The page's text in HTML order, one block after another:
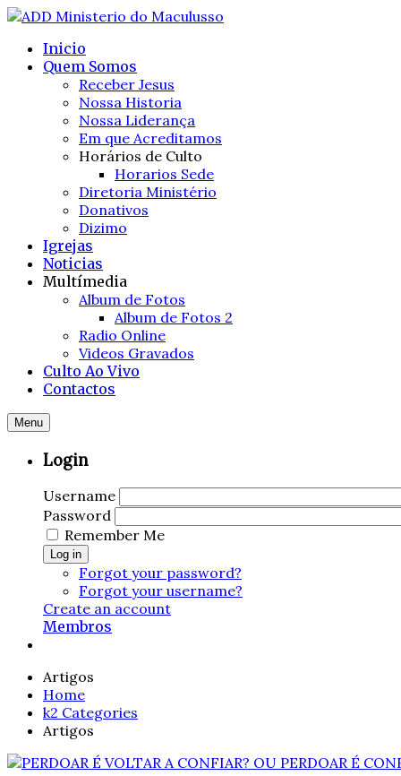
Inicio
Quem Somos
Receber Jesus
Nossa Historia
Nossa Liderança
Em que Acreditamos
Horários de Culto
Horarios Sede
Diretoria Ministério
Donativos
Dizimo
Igrejas
Noticias
Multímedia
Album de Fotos
Album de Fotos 2
Radio Online
Videos Gravados
Culto Ao Vivo
Contactos
Menu
Login
Username
Password
Remember Me
Log in
Forgot your password?
Forgot your username?
Create an account
Membros
Artigos
Home
k2 Categories
Artigos